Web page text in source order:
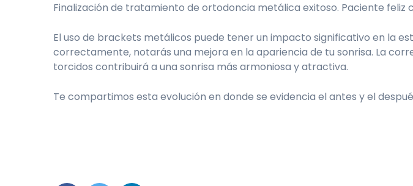
Finalización de tratamiento de ortodoncia metálica exitoso. Paciente feliz
El uso de brackets metálicos puede tener un impacto significativo en la
correctamente, notarás una mejora en la apariencia de tu sonrisa. La
torcidos contribuirá a una sonrisa más armoniosa y atractiva.
Te compartimos esta evolución en donde se evidencia el antes y el